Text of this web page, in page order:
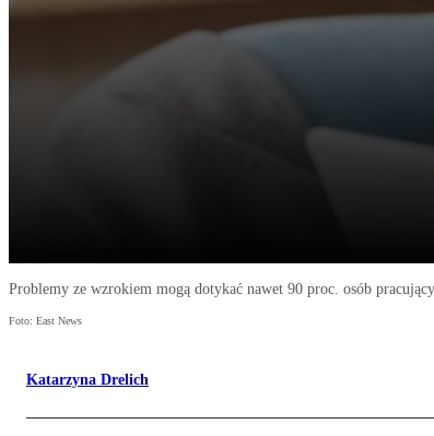
Problemy ze wzrokiem mogą dotykać nawet 90 proc. osób
Foto: East News
Katarzyna Drelich